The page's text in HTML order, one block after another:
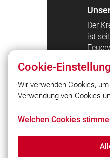
Der
ist
e.V.
Cookie-
Wir verwenden Cookies,
Verwendung von Cookies
Welchen Cookies